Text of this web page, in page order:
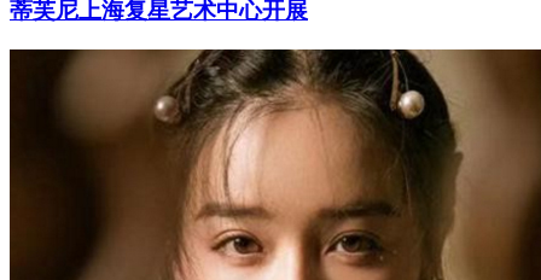
蒂芙尼上海复星艺术中心开展